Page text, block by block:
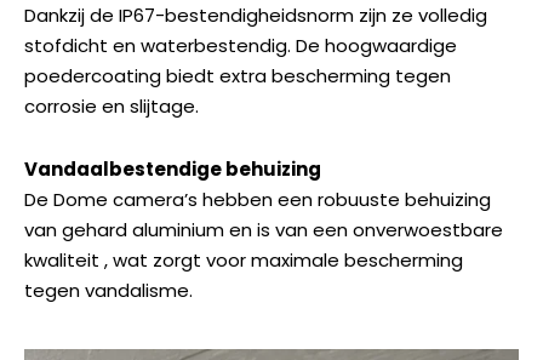
Dankzij de IP67-bestendigheidsnorm zijn ze volledig
stofdicht en waterbestendig. De hoogwaardige
poedercoating biedt extra bescherming tegen
corrosie en slijtage.
Vandaalbestendige behuizing
De Dome camera’s hebben een robuuste behuizing
van gehard aluminium en is van een onverwoestbare
kwaliteit , wat zorgt voor maximale bescherming
tegen vandalisme.